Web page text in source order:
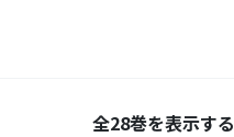
全28巻を表示する